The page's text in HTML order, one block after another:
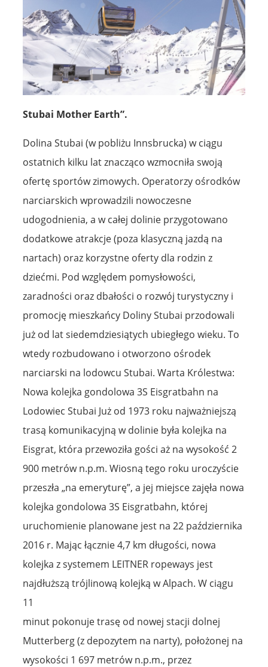
Stubai Mother Earth”.
Dolina Stubai (w pobliżu Innsbrucka) w ciągu
ostatnich kilku lat znacząco wzmocniła swoją
ofertę sportów zimowych. Operatorzy ośrodków
narciarskich wprowadzili nowoczesne
udogodnienia, a w całej dolinie przygotowano
dodatkowe atrakcje (poza klasyczną jazdą na
nartach) oraz korzystne oferty dla rodzin z
dziećmi. Pod względem pomysłowości,
zaradności oraz dbałości o rozwój turystyczny i
promocję mieszkańcy Doliny Stubai przodowali
już od lat siedemdziesiątych ubiegłego wieku. To
wtedy rozbudowano i otworzono ośrodek
narciarski na lodowcu Stubai. Warta Królestwa:
Nowa kolejka gondolowa 3S Eisgratbahn na
Lodowiec Stubai Już od 1973 roku najważniejszą
trasą komunikacyjną w dolinie była kolejka na
Eisgrat, która przewoziła gości aż na wysokość 2
900 metrów n.p.m. Wiosną tego roku uroczyście
przeszła „na emeryturę”, a jej miejsce zajęła nowa
kolejka gondolowa 3S Eisgratbahn, której
uruchomienie planowane jest na 22 października
2016 r. Mając łącznie 4,7 km długości, nowa
kolejka z systemem LEITNER ropeways jest
najdłuższą trójlinową kolejką w Alpach. W ciągu
11
minut pokonuje trasę od nowej stacji dolnej
Mutterberg (z depozytem na narty), położonej na
wysokości 1 697 metrów n.p.m., przez